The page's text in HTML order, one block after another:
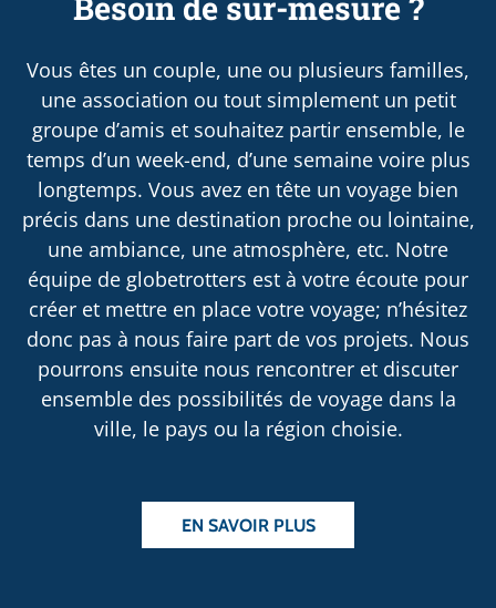
Vous êtes un couple, une ou plusieurs familles,
une association ou tout simplement un petit
groupe d’amis et souhaitez partir ensemble, le
temps d’un week-end, d’une semaine voire plus
longtemps. Vous avez en tête un voyage bien
précis dans une destination proche ou lointaine,
une ambiance, une atmosphère, etc. Notre
équipe de globetrotters est à votre écoute pour
créer et mettre en place votre voyage; n’hésitez
donc pas à nous faire part de vos projets. Nous
pourrons ensuite nous rencontrer et discuter
ensemble des possibilités de voyage dans la
ville, le pays ou la région choisie.
EN SAVOIR PLUS